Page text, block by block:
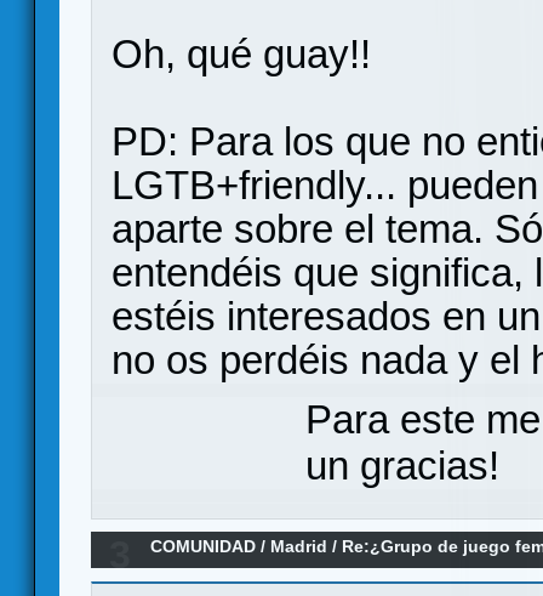
Oh, qué guay!!
PD: Para los que no
LGTB+friendly...
aparte sobre el tema.
entendéis que significa,
estéis interesados en
no os perdéis nada y el
Para este
un gracias!
COMUNIDAD / Madrid / Re:¿Grupo de juego